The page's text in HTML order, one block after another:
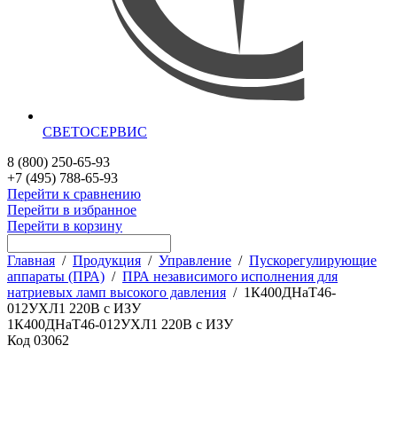
СВЕТОСЕРВИС
8 (800) 250-65-93
+7 (495) 788-65-93
Перейти к сравнению
Перейти в избранное
Перейти в корзину
Главная / Продукция / Управление / Пускорегулирующие
аппараты (ПРА) / ПРА независимого исполнения для
натриевых ламп высокого давления / 1К400ДНаТ46-
012УХЛ1 220В с ИЗУ
1К400ДНаТ46-012УХЛ1 220В с ИЗУ
Код 03062